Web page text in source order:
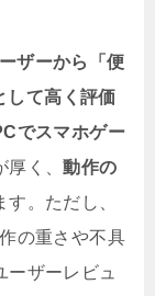
ザーから「便
て高く評価
でスマホゲー
厚く、動作の
。ただし、
の重さや不具
ザーレビュ